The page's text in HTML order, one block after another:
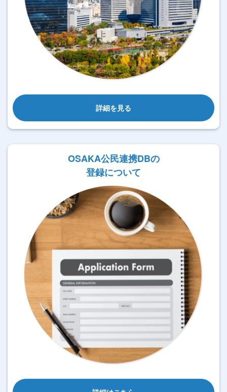
詳細を見る
OSAKA公民連携DBの
登録について